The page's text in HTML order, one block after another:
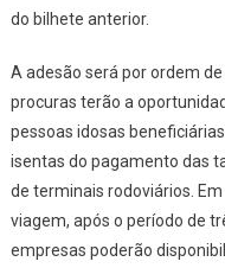
do bilhete anterior.
A adesão será por ordem
procuras terão a
pessoas idosas
isentas do pagamento das
de terminais rodoviários.
viagem, após o período de
empresas poderão